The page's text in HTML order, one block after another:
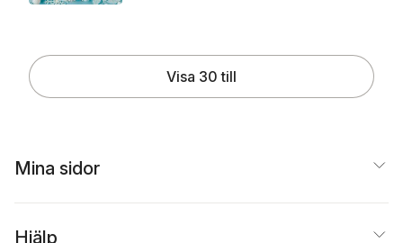
Visa 30 till
Mina sidor
Hjälp